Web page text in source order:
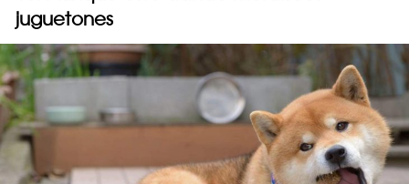
juguetones